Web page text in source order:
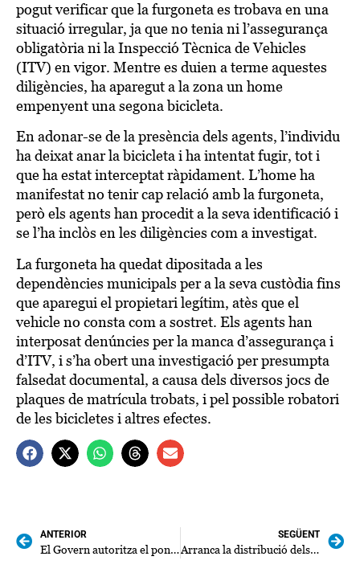
pogut verificar que la furgoneta es trobava en una
situació irregular, ja que no tenia ni l’assegurança
obligatòria ni la Inspecció Tècnica de Vehicles
(ITV) en vigor. Mentre es duien a terme aquestes
diligències, ha aparegut a la zona un home
empenyent una segona bicicleta.
En adonar-se de la presència dels agents, l’individu
ha deixat anar la bicicleta i ha intentat fugir, tot i
que ha estat interceptat ràpidament. L’home ha
manifestat no tenir cap relació amb la furgoneta,
però els agents han procedit a la seva identificació i
se l’ha inclòs en les diligències com a investigat.
La furgoneta ha quedat dipositada a les
dependències municipals per a la seva custòdia fins
que aparegui el propietari legítim, atès que el
vehicle no consta com a sostret. Els agents han
interposat denúncies per la manca d’assegurança i
d’ITV, i s’ha obert una investigació per presumpta
falsedat documental, a causa dels diversos jocs de
plaques de matrícula trobats, i pel possible robatori
de les bicicletes i altres efectes.
ANTERIOR
El Govern autoritza el pont peatonal per damunt Sa Torrentera
SEGÜENT
Arranca la distribució dels nous poals per al fems